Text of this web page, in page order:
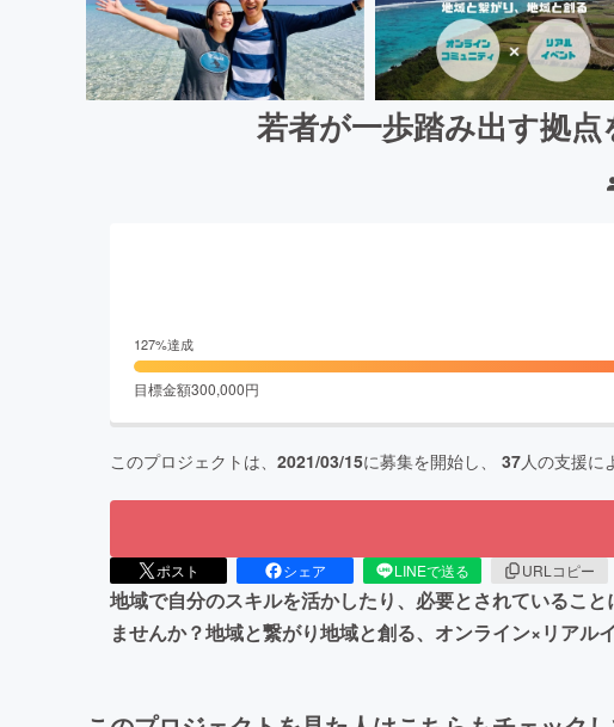
若者が一歩踏み出す拠
127%達成
目標金額300,000円
このプロジェクトは、 2021/03/15に募集を開始し、 37人の支援に
ポスト シェア LINEで送る URLコピー
地域で自分のスキルを活かしたり、必要とされているこ
ませんか？地域と繋がり地域と創る、オンライン×リア